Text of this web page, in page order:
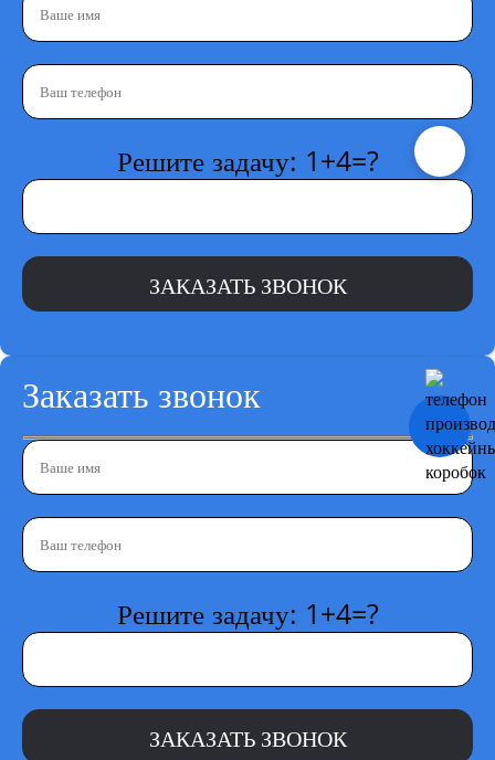
Решите задачу: 1+4=?
Заказать звонок
Решите задачу: 1+4=?